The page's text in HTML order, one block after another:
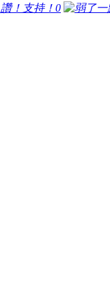
讚！支持！ 0